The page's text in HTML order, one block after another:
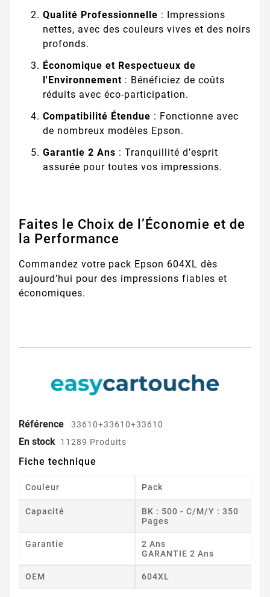
Qualité Professionnelle : Impressions
nettes, avec des couleurs vives et des noirs
profonds.
Économique et Respectueux de
l'Environnement : Bénéficiez de coûts
réduits avec éco-participation.
Compatibilité Étendue : Fonctionne avec
de nombreux modèles Epson.
Garantie 2 Ans : Tranquillité d’esprit
assurée pour toutes vos impressions.
Faites le Choix de l’Économie et de
la Performance
Commandez votre pack Epson 604XL dès
aujourd’hui pour des impressions fiables et
économiques.
Référence 33610+33610+33610
En stock 11289 Produits
Fiche technique
Couleur Pack
Capacité
BK : 500 - C/M/Y : 350
Pages
Garantie
2 Ans
GARANTIE 2 Ans
OEM 604XL